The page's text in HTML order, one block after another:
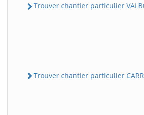
Trouver chantier particulier
Trouver chantier particulier